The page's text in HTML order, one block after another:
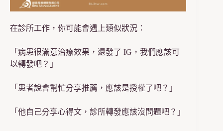
在診所工作，你可能會遇上類似狀況：
「病患很滿意治療效果，還發了 IG，我們應該可
以轉發吧？」
「患者說會幫忙分享推薦，應該是授權了吧？」
「他自己分享心得文，診所轉發應該沒問題吧？」